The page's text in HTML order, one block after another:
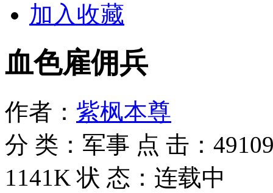
加入收藏
血色雇佣兵
作者： 紫枫本尊
分 类： 军事 点 击：
1141K 状 态： 连载中